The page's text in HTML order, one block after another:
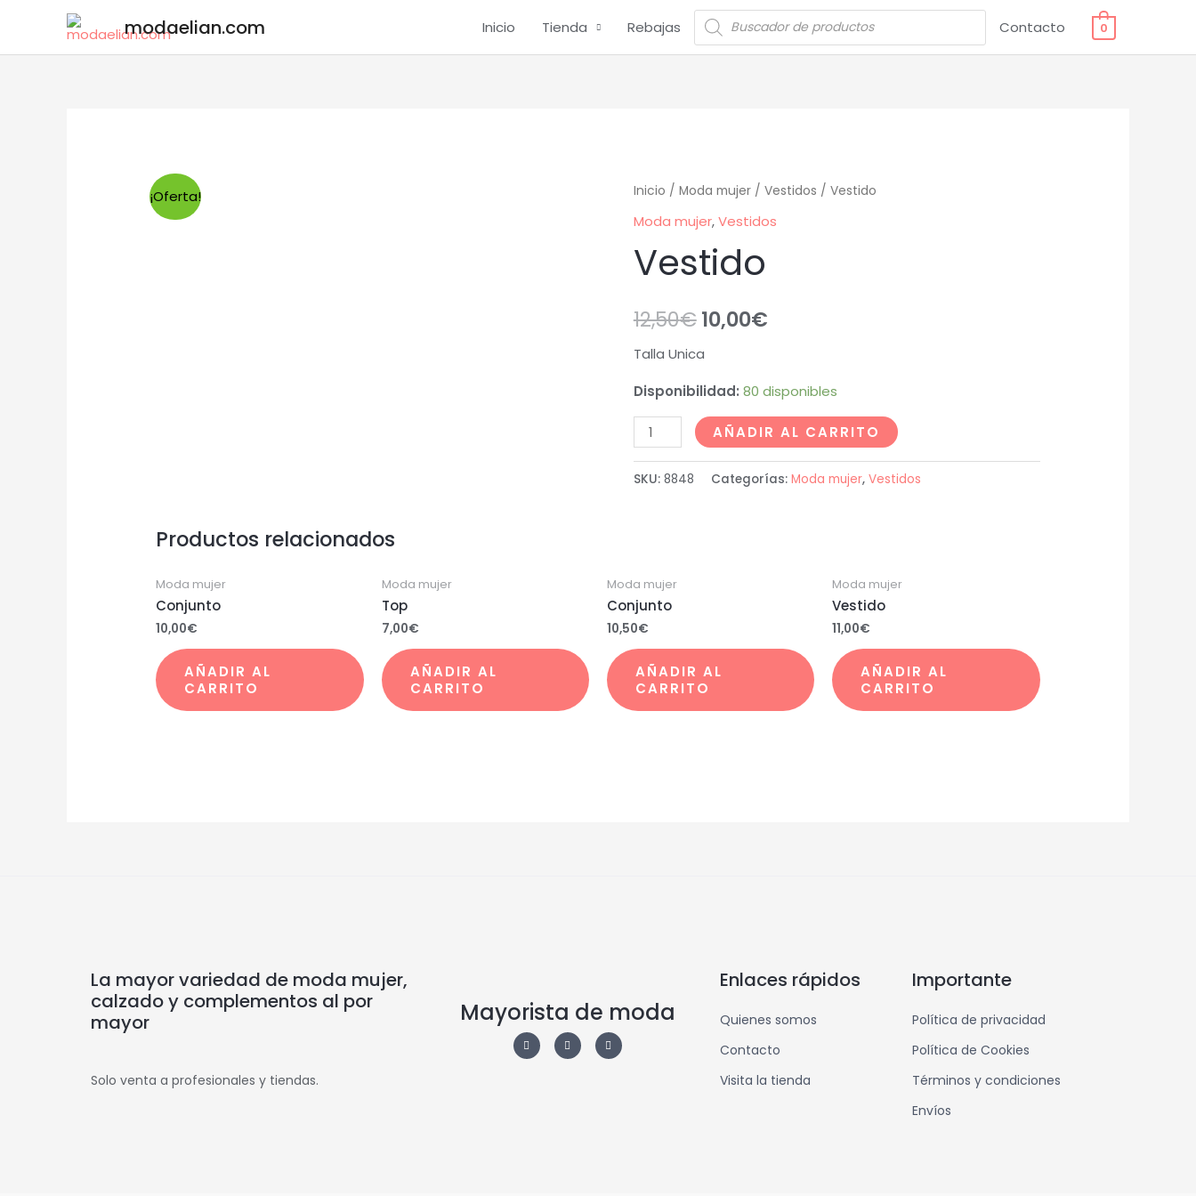
modaelian.com Inicio Tienda Rebajas Contacto 0
¡Oferta! Inicio / Moda mujer/ Vestidos / Vestido
Moda mujer,Vestidos
Vestido
12,50€10,00€
Talla Unica
Disponibilidad: 80 disponibles
AÑADIR AL CARRITO
SKU: 8848 Categorías: Moda mujer, Vestidos
Productos relacionados
Moda mujer
Conjunto
10,00€
AÑADIR AL
CARRITO
Moda mujer
Top
7,00€
AÑADIR AL
CARRITO
Moda mujer
Conjunto
10,50€
AÑADIR AL
CARRITO
Moda mujer
Vestido
11,00€
AÑADIR AL
CARRITO
La mayor variedad de moda mujer,
calzado y complementos al por
mayor
Solo venta a profesionales y tiendas.
Mayorista de moda
Enlaces rápidos
Quienes somos
Contacto
Visita la tienda
Importante
Política de privacidad
Política de Cookies
Términos y condiciones
Envíos